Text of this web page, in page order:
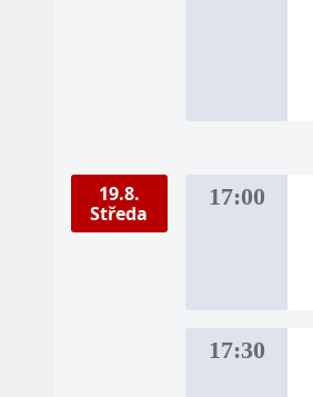
19.8.
Středa
17:00
17:30